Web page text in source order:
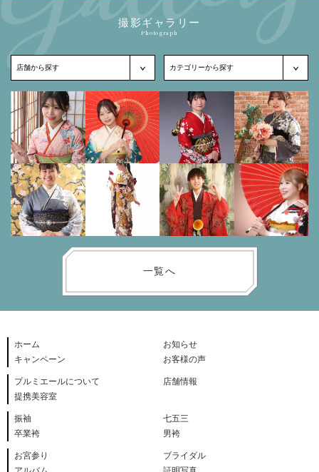
撮影ギャラリー
Photograph
一覧へ
ホーム
お知らせ
キャンペーン
お客様の声
プルミエールについて
店舗情報
提携美容室
振袖
七五三
卒業袴
男袴
お宮参り
ブライダル